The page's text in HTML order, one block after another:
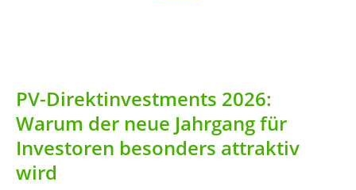
PV-Direktinvestments 2026:
Warum der neue Jahrgang für
Investoren besonders attraktiv
wird